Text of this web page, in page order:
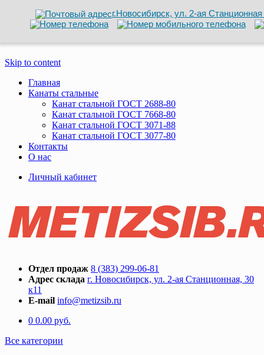
г.Новосибирск, ул. 2-ая Станционная
Skip to content
Главная
Канаты стальные
Канат стальной ГОСТ 2688-80
Канат стальной ГОСТ 7668-80
Канат стальной ГОСТ 3071-88
Канат стальной ГОСТ 3077-80
Контакты
О нас
Личный кабинет
Отдел продаж 8 (383) 299-06-81
Адрес склада г. Новосибирск, ул. 2-ая Станционная, 30
к11
E-mail info@metizsib.ru
0 0.00 руб.
Все категории